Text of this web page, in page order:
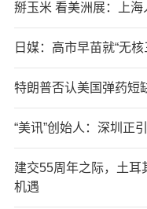
掰玉米 看美洲展：上
日媒：高市早苗就“无
特朗普否认美国弹药短
“美讯”创始人：深圳正
建交55周年之际，土耳
机遇